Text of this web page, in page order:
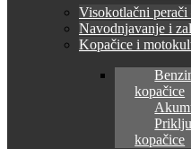
Visokotlačni perači
Navodnjavanje i
Kopačice i
kopačice
kopačice